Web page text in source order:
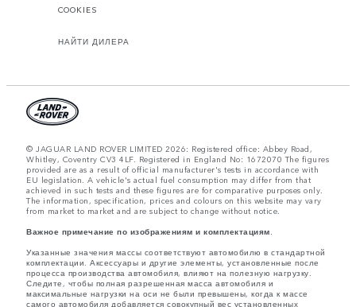
COOKIES
НАЙТИ ДИЛЕРА
© JAGUAR LAND ROVER LIMITED 2026: Registered office: Abbey Road,
Whitley, Coventry CV3 4LF. Registered in England No: 1672070 The figures
provided are as a result of official manufacturer's tests in accordance with
EU legislation. A vehicle's actual fuel consumption may differ from that
achieved in such tests and these figures are for comparative purposes only.
The information, specification, prices and colours on this website may vary
from market to market and are subject to change without notice.
Важное примечание по изображениям и комплектациям.
Указанные значения массы соответствуют автомобилю в стандартной
комплектации. Аксессуары и другие элементы, установленные после
процесса производства автомобиля, влияют на полезную нагрузку.
Следите, чтобы полная разрешенная масса автомобиля и
максимальные нагрузки на оси не были превышены, когда к массе
самого автомобиля добавляется совокупный вес установленных